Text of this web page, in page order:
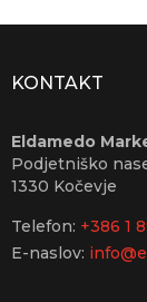
KONTAKT
Eldamedo
Podjetniško
1330 Kočevje
Telefon: +386 1
E-naslov: